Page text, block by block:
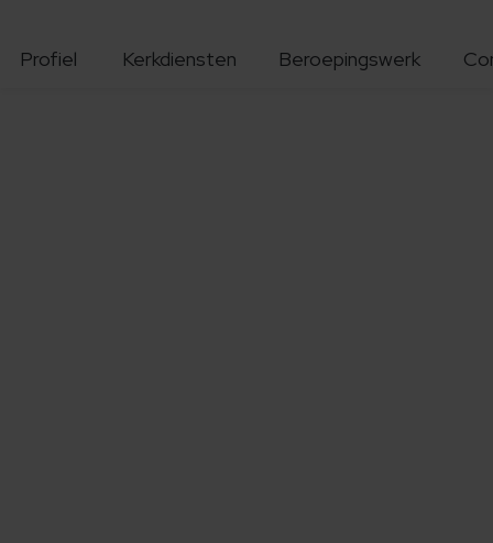
Profiel Kerkdiensten Beroepingswerk